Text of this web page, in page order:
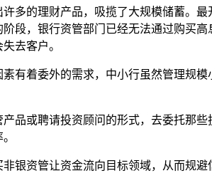
多的理财产品，吸揽了大规模储蓄。
段，银行资管部门已经无法通过购买
去客户。
有着委外的需求，中小行虽然管理规
品或聘请投资顾问的形式，去委托那
银资管让资金流向目标领域，从而规避